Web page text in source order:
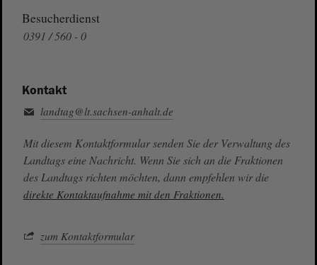
Besucherdienst
0391 / 560 - 0
Kontakt
landtag@lt.sachsen-anhalt.de
Mit diesem Kontaktformular senden Sie der Verwaltung des
Landtags eine Nachricht. Wenn Sie sich an die Fraktionen
des Landtags richten möchten, dann empfehlen wir die
direkte Kontaktaufnahme mit den Fraktionen.
zum Kontaktformular